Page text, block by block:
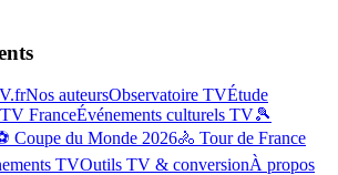
Nos auteursObservatoire TVÉtude
FranceÉvénements culturels TV🎾
Coupe du Monde 2026🚴 Tour de France
TVOutils TV & conversionÀ propos